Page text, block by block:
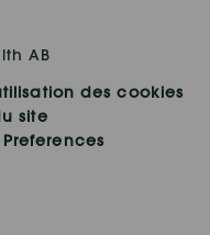
AB
des cookies
site